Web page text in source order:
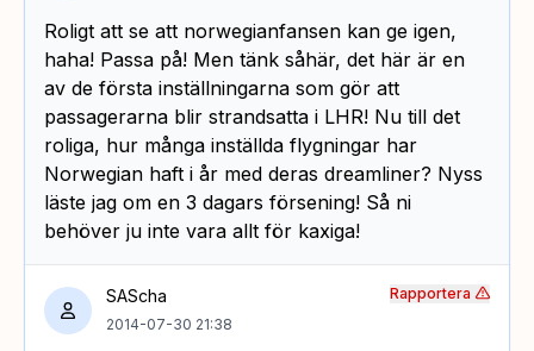
Roligt att se att norwegianfansen kan ge igen,
haha! Passa på! Men tänk såhär, det här är en
av de första inställningarna som gör att
passagerarna blir strandsatta i LHR! Nu till det
roliga, hur många inställda flygningar har
Norwegian haft i år med deras dreamliner? Nyss
läste jag om en 3 dagars försening! Så ni
behöver ju inte vara allt för kaxiga!
SAScha
2014-07-30 21:38
Rapportera